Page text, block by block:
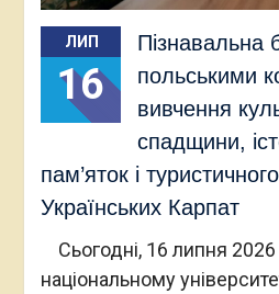
ЛИП
16
Пізнавальна
польськими
вивчення
спадщини,
пам’яток і
Українських Карпат
Сьогодні, 16 липня
національному